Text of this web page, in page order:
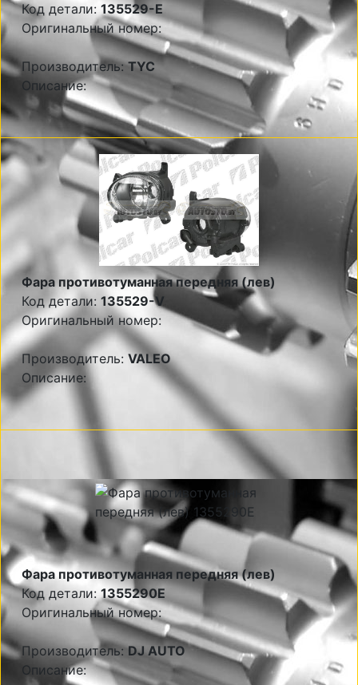
Код детали: 135529-E
Оригинальный номер:
Производитель:TYC
Описание:
Фара противотуманная передняя (лев)
Код детали: 135529-V
Оригинальный номер:
Производитель: VALEO
Описание:
Фара противотуманная передняя (лев)
Код детали:1355290E
Оригинальный номер:
Производитель:DJ AUTO
Описание: